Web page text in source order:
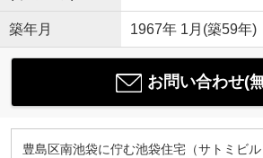
築年月 1967年 1月(築59年)
お問い合わせ(
豊島区南池袋に佇む池袋住宅（サトミビ